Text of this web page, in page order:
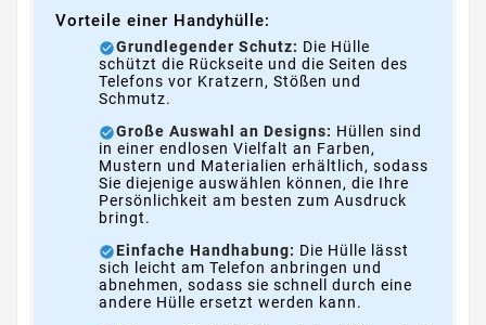
Vorteile einer Handyhülle:
Grundlegender Schutz: Die Hülle
schützt die Rückseite und die Seiten des
Telefons vor Kratzern, Stößen und
Schmutz.
Große Auswahl an Designs: Hüllen sind
in einer endlosen Vielfalt an Farben,
Mustern und Materialien erhältlich, sodass
Sie diejenige auswählen können, die Ihre
Persönlichkeit am besten zum Ausdruck
bringt.
Einfache Handhabung: Die Hülle lässt
sich leicht am Telefon anbringen und
abnehmen, sodass sie schnell durch eine
andere Hülle ersetzt werden kann.